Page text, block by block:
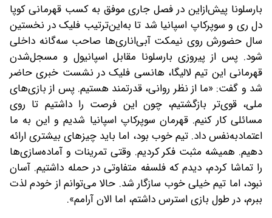
بارسلونا پیش‌از‌این در فصل جاری موفق به کسب قهرمانی کوپا
دل ری و سوپرکاپ اسپانیا شد تا به‌این‌ترتیب فلیک در نخستین
سال حضورش روی نیمکت آبی‌اناری‌ها صاحب سه‌گانه داخلی
شود. پس از پیروزی بارسلونا مقابل اسپانیول و مسجل‌شدن
قهرمانی این تیم لالیگا، هانسی فلیک در نشست خبری حاضر
شد و گفت: «ما از نظر روانی، قدرتمند هستیم. پس از بازی‌های
ملی، قوی‌تر بازگشتیم، چون این فرصت را داشتیم تا روی
مسائلی کار کنیم. قهرمان سوپرکاپ اسپانیا شدیم و این به ما
اعتماد‌به‌نفس داد. تیم خوب بود، اما باید چیزهای بیشتری ارائه
دهیم. همیشه مثبت فکر کردیم. وقتی تمرینات و آماده‌سازی‌ها
را تماشا کردم، دیدم که فلسفه متفاوتی در حمله داشتیم. آسان
نبود، اما تیم خیلی خوب سازگار شد. حالا می‌توانم از خودم لذت
ببرم، در طول بازی استرس داشتم، اما الان آرامم».